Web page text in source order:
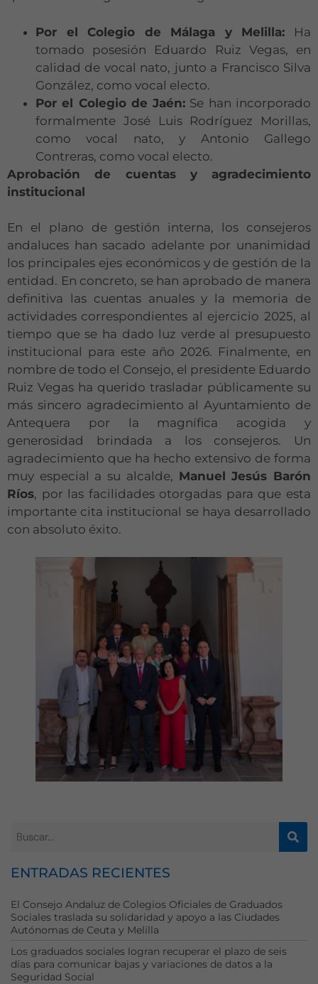
Por el Colegio de Málaga y Melilla: Ha
tomado posesión Eduardo Ruiz Vegas, en
calidad de vocal nato, junto a Francisco Silva
González, como vocal electo.
Por el Colegio de Jaén: Se han incorporado
formalmente José Luis Rodríguez Morillas,
como vocal nato, y Antonio Gallego
Contreras, como vocal electo.
Aprobación de cuentas y agradecimiento
institucional
En el plano de gestión interna, los consejeros
andaluces han sacado adelante por unanimidad
los principales ejes económicos y de gestión de la
entidad. En concreto, se han aprobado de manera
definitiva las cuentas anuales y la memoria de
actividades correspondientes al ejercicio 2025, al
tiempo que se ha dado luz verde al presupuesto
institucional para este año 2026. Finalmente, en
nombre de todo el Consejo, el presidente Eduardo
Ruiz Vegas ha querido trasladar públicamente su
más sincero agradecimiento al Ayuntamiento de
Antequera por la magnífica acogida y
generosidad brindada a los consejeros. Un
agradecimiento que ha hecho extensivo de forma
muy especial a su alcalde, Manuel Jesús Barón
Ríos, por las facilidades otorgadas para que esta
importante cita institucional se haya desarrollado
con absoluto éxito.
ENTRADAS RECIENTES
El Consejo Andaluz de Colegios Oficiales de Graduados
Sociales traslada su solidaridad y apoyo a las Ciudades
Autónomas de Ceuta y Melilla
Los graduados sociales logran recuperar el plazo de seis
días para comunicar bajas y variaciones de datos a la
Seguridad Social
Necesarias
Estas
Estadísticas
Para que
mejorar la
funcionalidad